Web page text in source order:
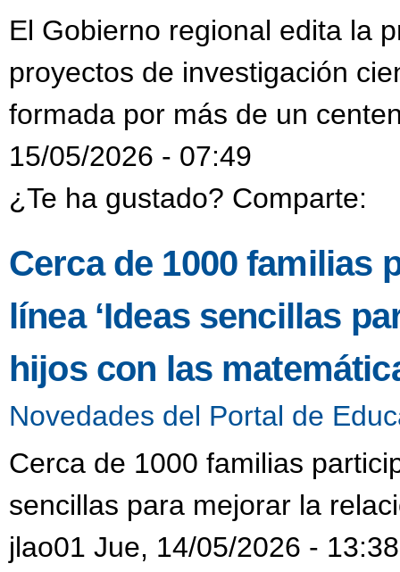
El Gobierno regional edita la
proyectos de investigación
formada por más de un
15/05/2026 - 07:49
¿Te ha gustado? Comparte:
Cerca de 1000 familias
línea ‘Ideas sencillas
hijos con las
Novedades del Portal de
Cerca de 1000 familias
sencillas para mejorar la
jlao01 Jue, 14/05/2026 - 13:38